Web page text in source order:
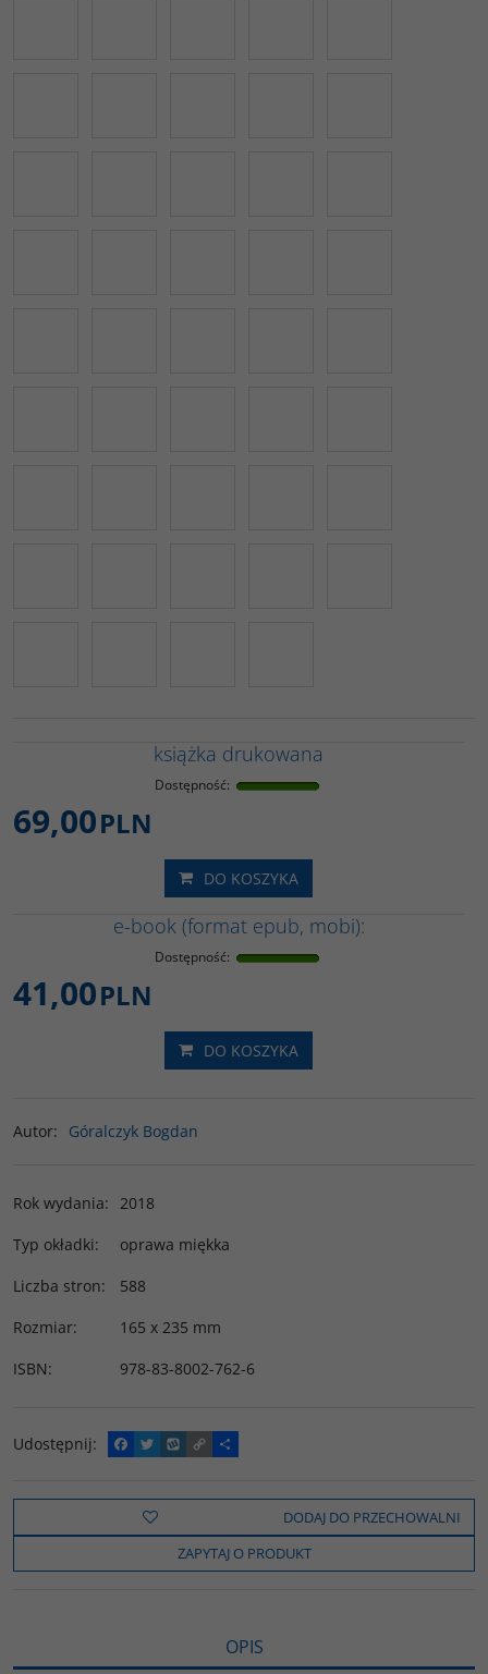
książka drukowana
Dostępność:
69,00PLN
DO KOSZYKA
e-book (format epub, mobi):
Dostępność:
41,00PLN
DO KOSZYKA
Autor: Góralczyk Bogdan
Rok wydania: 2018
Typ okładki:
oprawa miękka
Liczba stron:
588
Rozmiar:
165 x 235 mm
ISBN: 978-83-8002-762-6
Udostępnij:
F
a
e
o
k
T
w
t
t
e
W
y
o
C
o
y
i
n
k
P
o
z
e
l
s
DODAJ DO PRZECHOWALNI
ZAPYTAJ O PRODUKT
OPIS